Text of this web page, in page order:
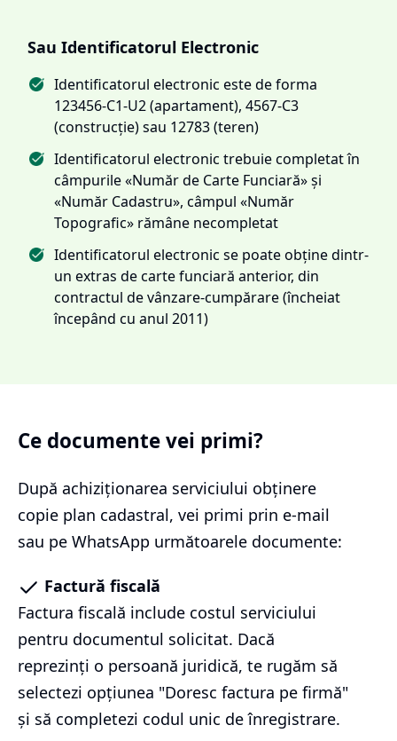
Sau Identificatorul Electronic
Identificatorul electronic este de forma
123456-C1-U2 (apartament), 4567-C3
(construcție) sau 12783 (teren)
Identificatorul electronic trebuie completat în
câmpurile «Număr de Carte Funciară» și
«Număr Cadastru», câmpul «Număr
Topografic» rămâne necompletat
Identificatorul electronic se poate obține dintr-
un extras de carte funciară anterior, din
contractul de vânzare-cumpărare (încheiat
începând cu anul 2011)
Ce documente vei primi?
După achiziționarea serviciului obținere
copie plan cadastral, vei primi prin e-mail
sau pe WhatsApp următoarele documente:
Factură fiscală
Factura fiscală include costul serviciului
pentru documentul solicitat. Dacă
reprezinți o persoană juridică, te rugăm să
selectezi opțiunea "Doresc factura pe firmă"
și să completezi codul unic de înregistrare.